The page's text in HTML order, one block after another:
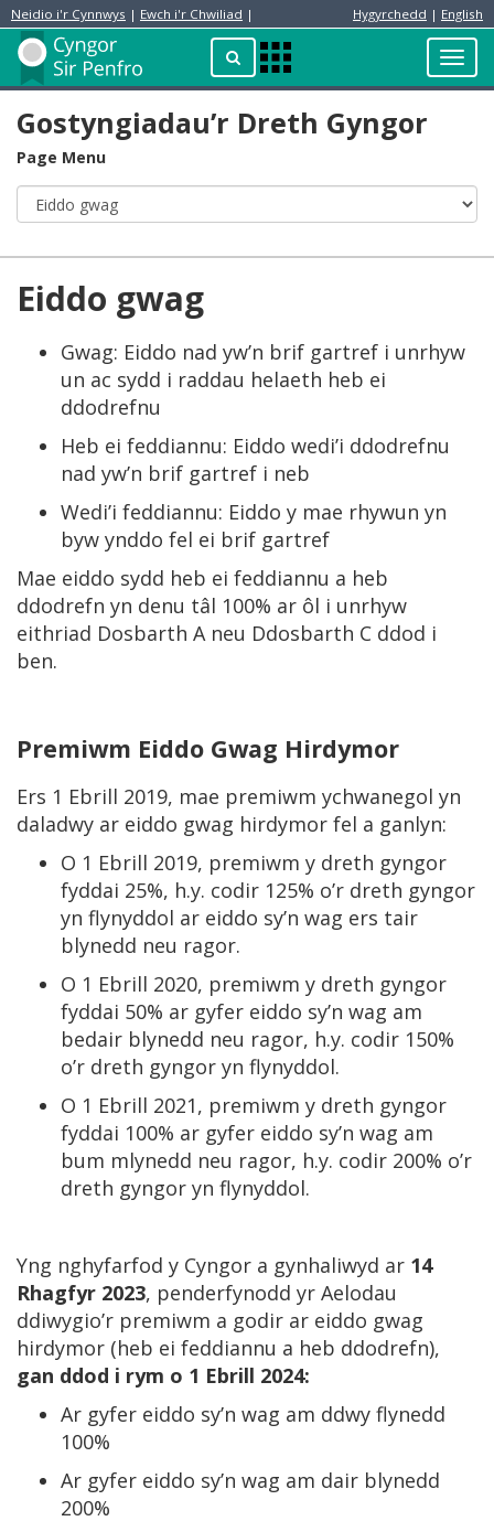
Neidio i'r Cynnwys | Ewch i'r Chwiliad | Hygyrchedd | English
ChwilioApps
Menu
Preswylydd
Gostyngiadau’r Dreth Gyngor
Page Menu
Eiddo gwag
Gwag: Eiddo nad yw’n brif gartref i unrhyw
un ac sydd i raddau helaeth heb ei
ddodrefnu
Heb ei feddiannu: Eiddo wedi’i ddodrefnu
nad yw’n brif gartref i neb
Wedi’i feddiannu: Eiddo y mae rhywun yn
byw ynddo fel ei brif gartref
Mae eiddo sydd heb ei feddiannu a heb
ddodrefn yn denu tâl 100% ar ôl i unrhyw
eithriad Dosbarth A neu Ddosbarth C ddod i
ben.
Premiwm Eiddo Gwag Hirdymor
Ers 1 Ebrill 2019, mae premiwm ychwanegol yn
daladwy ar eiddo gwag hirdymor fel a ganlyn:
O 1 Ebrill 2019, premiwm y dreth gyngor
fyddai 25%, h.y. codir 125% o’r dreth gyngor
yn flynyddol ar eiddo sy’n wag ers tair
blynedd neu ragor.
O 1 Ebrill 2020, premiwm y dreth gyngor
fyddai 50% ar gyfer eiddo sy’n wag am
bedair blynedd neu ragor, h.y. codir 150%
o’r dreth gyngor yn flynyddol.
O 1 Ebrill 2021, premiwm y dreth gyngor
fyddai 100% ar gyfer eiddo sy’n wag am
bum mlynedd neu ragor, h.y. codir 200% o’r
dreth gyngor yn flynyddol.
Yng nghyfarfod y Cyngor a gynhaliwyd ar 14
Rhagfyr 2023, penderfynodd yr Aelodau
ddiwygio’r premiwm a godir ar eiddo gwag
hirdymor (heb ei feddiannu a heb ddodrefn),
gan ddod i rym o 1 Ebrill 2024:
Ar gyfer eiddo sy’n wag am ddwy flynedd
100%
Ar gyfer eiddo sy’n wag am dair blynedd
200%